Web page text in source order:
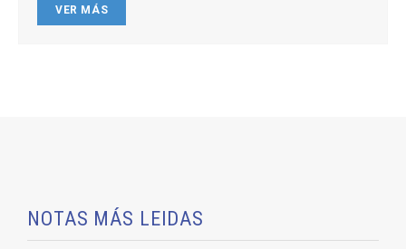
VER MÁS
NOTAS MÁS LEIDAS